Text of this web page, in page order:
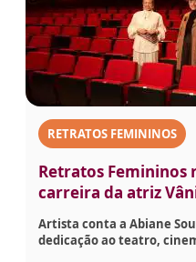
RETRATOS FEMININOS
Retratos Femininos
carreira da atriz
Artista conta a Abiane
dedicação ao teatro,